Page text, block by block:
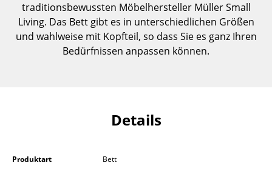
Barmöbel
Garderoben
Hängeleuchten & Deckenleuchten
traditionsbewussten Möbelhersteller Müller Small
Living. Das Bett gibt es in unterschiedlichen Größen
und wahlweise mit Kopfteil, so dass Sie es ganz Ihren
Bedürfnissen anpassen können.
Details
Produktart
Bett